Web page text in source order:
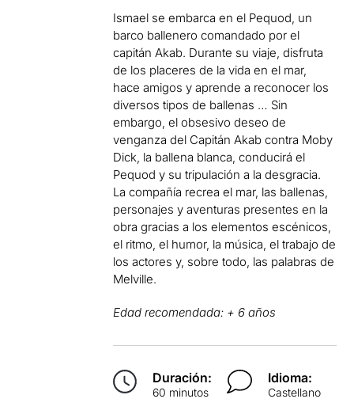
Ismael se embarca en el Pequod, un
barco ballenero comandado por el
capitán Akab. Durante su viaje, disfruta
de los placeres de la vida en el mar,
hace amigos y aprende a reconocer los
diversos tipos de ballenas … Sin
embargo, el obsesivo deseo de
venganza del Capitán Akab contra Moby
Dick, la ballena blanca, conducirá el
Pequod y su tripulación a la desgracia.
La compañía recrea el mar, las ballenas,
personajes y aventuras presentes en la
obra gracias a los elementos escénicos,
el ritmo, el humor, la música, el trabajo de
los actores y, sobre todo, las palabras de
Melville.
Edad recomendada: + 6 años
Duración:
60 minutos
Idioma:
Castellano